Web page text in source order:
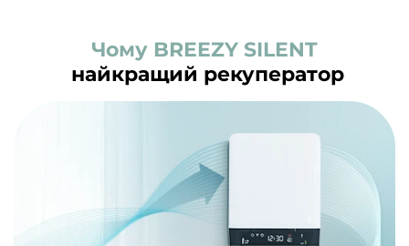
Чому BREEZY SILENT
найкращий рекуператор